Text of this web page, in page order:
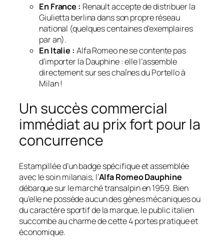
En France : Renault accepte de distribuer la
Giulietta berlina dans son propre réseau
national (quelques centaines d’exemplaires
par an).
En Italie : Alfa Romeo ne se contente pas
d’importer la Dauphine : elle l’assemble
directement sur ses chaînes du Portello à
Milan !
Un succès commercial
immédiat au prix fort pour la
concurrence
Estampillée d’un badge spécifique et assemblée
avec le soin milanais, l’Alfa Romeo Dauphine
débarque sur le marché transalpin en 1959. Bien
qu’elle ne possède aucun des gènes mécaniques ou
du caractère sportif de la marque, le public italien
succombe au charme de cette 4 portes pratique et
économique.